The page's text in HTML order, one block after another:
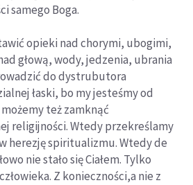
samego Boga.
opieki nad chorymi, ubogimi,
głową, wody, jedzenia, ubrania
do dystrubutora
łaski, bo my jesteśmy od
też zamknąć
religijności. Wtedy przekreślamy
herezję spiritualizmu. Wtedy de
nie stało się Ciałem. Tylko
Z konieczności,a nie z